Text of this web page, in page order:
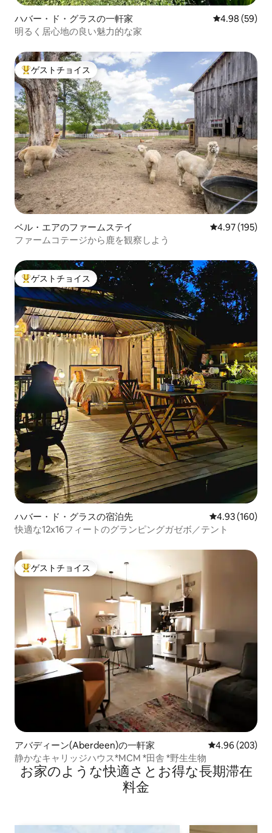
ハバー・ド・グラスの一軒家 レビュー59
4.98 (59)
明るく居心地の良い魅力的な家
大好評のゲストチョイスです。
ゲストチョイス
ベル・エアのファームステイ レビュー195
4.97 (195)
ファームコテージから鹿を観察しよう
大好評のゲストチョイスです。
ゲストチョイス
ハバー・ド・グラスの宿泊先 レビュー160
4.93 (160)
快適な12x16フィートのグランピングガゼボ／テント
大好評のゲストチョイスです。
ゲストチョイス
アバディーン(Aberdeen)の一軒家 レビュー203
4.96 (203)
静かなキャリッジハウス*MCM *田舎 *野生生物
お家のような快⁠適⁠さ⁠とお⁠得⁠な長⁠期⁠滞⁠在
料⁠金